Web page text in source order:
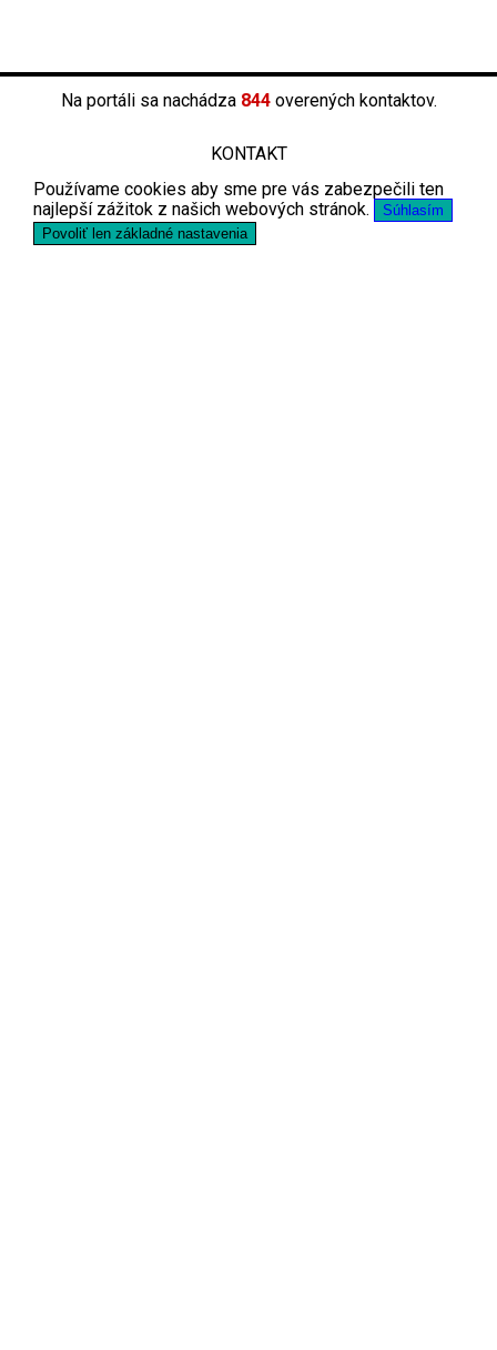
Na portáli sa nachádza 844overených kontaktov.
KONTAKT
Používame cookies aby sme pre vás zabezpečili ten
najlepší zážitok z našich webových stránok.
Súhlasím
Povoliť len základné nastavenia